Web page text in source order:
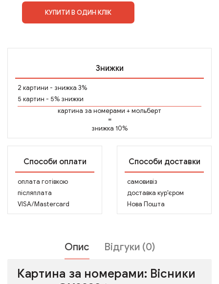
КУПИТИ В ОДИН КЛІК
Знижки
2 картини - знижка 3%
5 картин - 5% знижки
картина за номерами +мольберт
=
знижка 10%
Способи оплати
оплата готівкою
післяплата
VISA/Mastercard
Способи доставки
самовивіз
доставка кур'єром
Нова Пошта
Опис Відгуки (0)
Картина за номерами: Вісники